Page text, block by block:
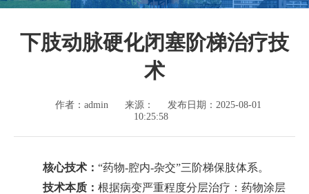
下肢动脉硬化闭塞阶梯治疗技
术
作者：admin 来源：
发布日期：2025-08-01
10:25:58
核心技术： “药物-腔内-杂交”三阶梯保肢体系。
技术本质： 根据病变严重程度分层治疗：药物涂层